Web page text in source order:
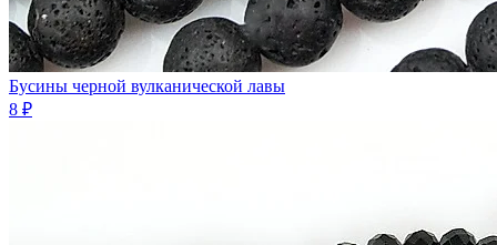
Бусины черной вулканической лавы
8 ₽